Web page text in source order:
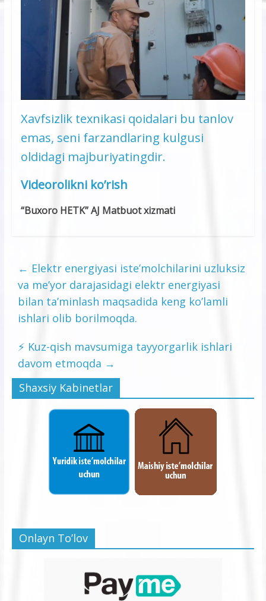
Xavfsizlik texnikasi qoidalari bu tanlov
emas, seni farzandlaring kulgusi
oldidagi majburiyatingdir.
Videorolikni ko’rish
“Buxoro HETK” AJ Matbuot xizmati
← Elektr energiyasi iste’molchilarini uzluksiz
va me’yor darajasidagi elektr energiyasi
bilan ta’minlash maqsadida keng ko’lamli
ishlari olib borilmoqda.
⚡️ Kuz-qish mavsumiga tayyorgarlik ishlari
davom etmoqda →
Shaxsiy Kabinetlar
Onlayn To’lov